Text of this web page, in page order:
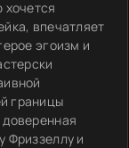
хочется
впечатляет
эгоизм и
границы
Фриззеллу и